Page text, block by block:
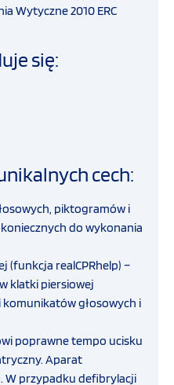
Wytyczne 2010 ERC
się:
cech:
piktogramów i
do wykonania
(funkcja realCPRhelp) –
klatki piersiowej
głosowych i
poprawne tempo ucisku
Aparat
W przypadku defibrylacji